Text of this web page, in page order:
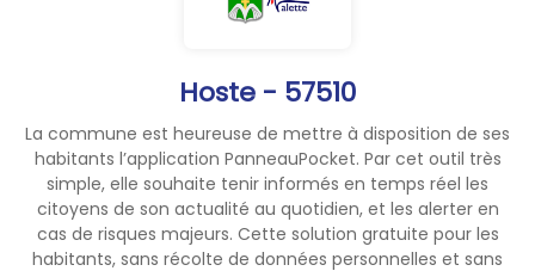
Hoste - 57510
La commune est heureuse de mettre à disposition de ses
habitants l’application PanneauPocket. Par cet outil très
simple, elle souhaite tenir informés en temps réel les
citoyens de son actualité au quotidien, et les alerter en
cas de risques majeurs. Cette solution gratuite pour les
habitants, sans récolte de données personnelles et sans